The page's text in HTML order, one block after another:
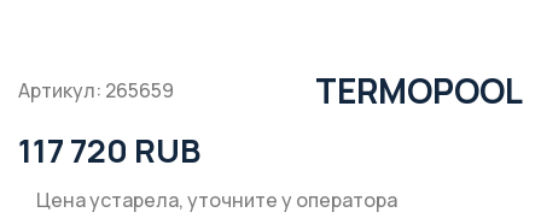
Артикул: 265659 TERMOPOOL
117 720 RUB
Цена устарела, уточните у оператора